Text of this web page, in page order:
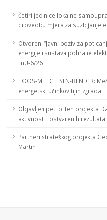
Četiri jedinice lokalne
provedbu mjera za suzbijanje
Otvoreni “Javni poziv za
energije i sustava pohrane
EnU-6/26.
BOOS-ME i CEESEN-BENDER:
energetski učinkovitijih zgrada
Objavljen peti bilten projekta
aktivnosti i ostvarenih rezultata
Partneri strateškog projekta
Martin